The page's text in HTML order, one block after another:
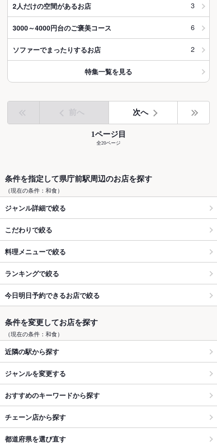
2人だけの空間があるお店 3
3000～4000円台のご褒美コース 6
ソファーでまったりするお店 2
特集一覧を見る
前へ 次へ
1ページ目
全20ページ
条件を指定して県庁前駅周辺のお店を探す
（現在の条件：和食）
ジャンル詳細で絞る
こだわりで絞る
料理メニューで絞る
ランキングで絞る
今日明日予約できるお店で絞る
条件を変更してお店を探す
（現在の条件：和食）
近隣の駅から探す
ジャンルを変更する
おすすめのキーワードから探す
チェーン店から探す
都道府県を選び直す